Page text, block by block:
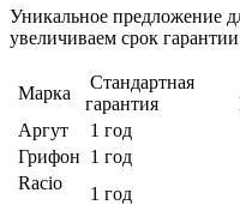
Уникальное предложение
увеличиваем срок
Марка
Стандартная
гарантия
Аргут
1 год
Грифон 1 год
Racio
1 год